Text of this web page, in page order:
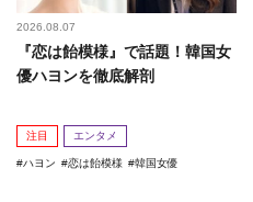
2026.08.07
『恋は飴模様』で話題！韓国女
優ハヨンを徹底解剖
注目 エンタメ
ハヨン 恋は飴模様 韓国女優